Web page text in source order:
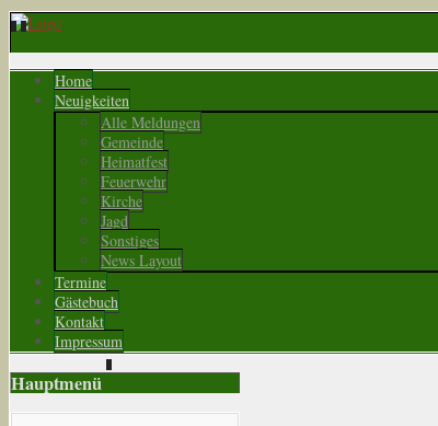
Home
Neuigkeiten
Alle Meldungen
Gemeinde
Heimatfest
Feuerwehr
Kirche
Jagd
Sonstiges
News Layout
Termine
Gästebuch
Kontakt
Impressum
Hauptmenü